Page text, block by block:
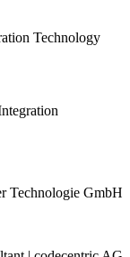
Technology
Technologie GmbH